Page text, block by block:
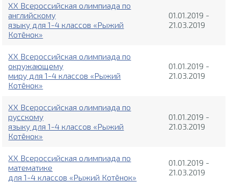
XX Всероссийская олимпиада по
английскому
языку для 1-4 классов «Рыжий
Котёнок»
01.01.2019 -
21.03.2019
XX Всероссийская олимпиада по
окружающему
миру для 1-4 классов «Рыжий
Котёнок»
01.01.2019 -
21.03.2019
XX Всероссийская олимпиада по
русскому
языку для 1-4 классов «Рыжий
Котёнок»
01.01.2019 -
21.03.2019
XX Всероссийская олимпиада по
математике
для 1-4 классов «Рыжий Котёнок»
01.01.2019 -
21.03.2019